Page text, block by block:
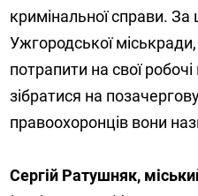
кримінальної справи. За
Ужгородської
потрапити на свої
зібратися на
правоохоронців вони
Сергій Ратушняк,